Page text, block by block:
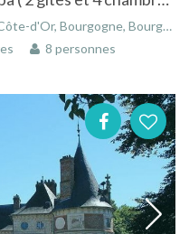
Bourgogne-Franche-Comté, France
8 personnes